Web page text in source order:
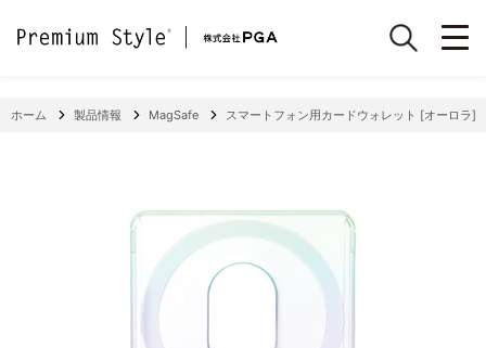
ホーム 製品情報 MagSafe スマートフォン用カードウォレット [オーロラ]